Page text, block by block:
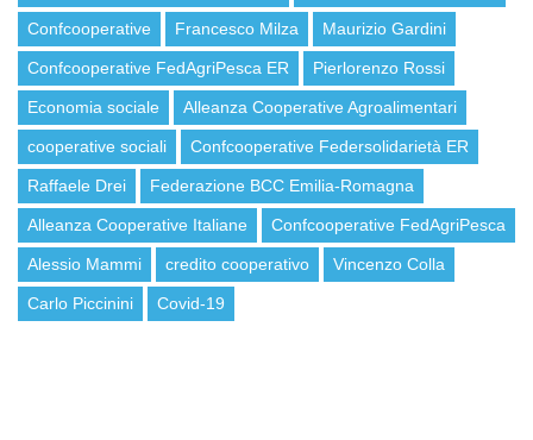
Confcooperative Francesco Milza Maurizio Gardini
Confcooperative FedAgriPesca ER Pierlorenzo Rossi
Economia sociale Alleanza Cooperative Agroalimentari
cooperative sociali Confcooperative Federsolidarietà ER
Raffaele Drei Federazione BCC Emilia-Romagna
Alleanza Cooperative Italiane Confcooperative FedAgriPesca
Alessio Mammi credito cooperativo Vincenzo Colla
Carlo Piccinini Covid-19